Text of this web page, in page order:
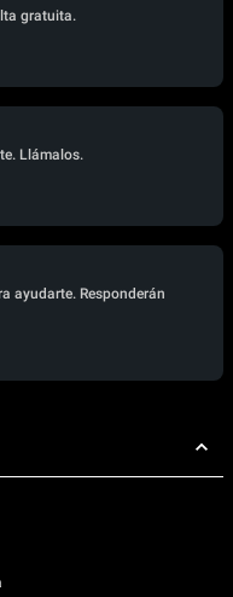
gratuita.
Llámalos.
ayudarte. Responderán